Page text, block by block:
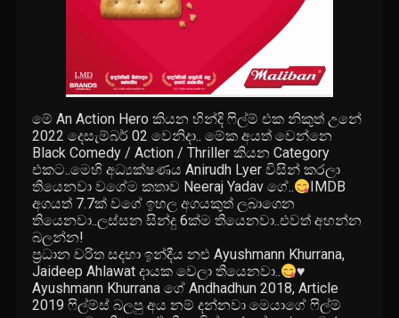
මේ An Action Hero කියන හින්දි ෆිල්ම් එක නිකුත් උනේ
2022 දෙසැම්බර් 02 වෙනිදා.. මේක අයත් වෙන්නෙ
Black Comedy / Action / Thriller කියන Category
එකට..මෙහි අධ්‍යක්ෂණය Anirudh Lyer විසින් කරලා
තියෙනවා වගේම කතාව Neeraj Yadav ගේ..
IMDB
අගයත් 7.7ක් වගේ ඉහල අගයකුත් ලබාගෙන
තියෙනවා..ලස්සන සින්දු 6ක්ම තියෙනවා..එවත් අහන්න
බලන්න!
ප්‍රධාන චරිත සදහා ඉන්දීය නළු Ayushmann Khurrana,
Jaideep Ahlawat දායක වෙලා තියෙනවා..
♥️
Ayushmann Khurrana ගේ Andhadhun 2018, Article
2019 ෆිල්ම්ස් බලපු අය නම් දන්නවා මෙයාගේ ෆිල්ම්